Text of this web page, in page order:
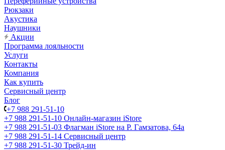
Рюкзаки
Акустика
Наушники
Акции
Программа лояльности
Услуги
Контакты
Компания
Как купить
Сервисный центр
Блог
+7 988 291-51-10
+7 988 291-51-10 Онлайн-магазин iStore
+7 988 291-51-03 Флагман iStore на Р. Гамзатова, 64а
+7 988 291-51-14 Сервисный центр
+7 988 291-51-30 Трейд-ин